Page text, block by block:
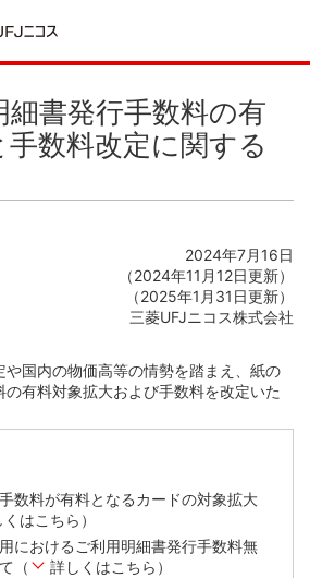
書発行手数料の有
数料改定に関する
2024年7月16日
（2024年11月12日更新）
（2025年1月31日更新）
三菱UFJニコス株式会社
国内の物価高等の情勢を踏まえ、紙の
の有料対象拡大および手数料を改定いた
数料が有料となるカードの対象拡大
くはこちら ）
におけるご利用明細書発行手数料無
（
詳しくはこちら ）